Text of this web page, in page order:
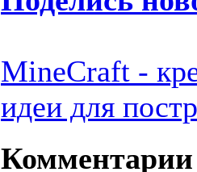
MineCraft -
идеи для
Комментарии